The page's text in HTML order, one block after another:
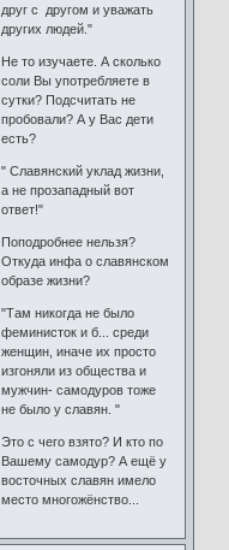
друг с другом и уважать
других людей."
Не то изучаете. А сколько
соли Вы употребляете в
сутки? Подсчитать не
пробовали? А у Вас дети
есть?
" Славянский уклад жизни,
а не прозападный вот
ответ!"
Поподробнее нельзя?
Откуда инфа о славянском
образе жизни?
"Там никогда не было
феминисток и б... среди
женщин, иначе их просто
изгоняли из общества и
мужчин- самодуров тоже
не было у славян. "
Это с чего взято? И кто по
Вашему самодур? А ещё у
восточных славян имело
место многожёнство...